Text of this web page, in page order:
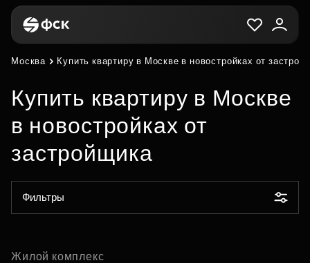
Москва Купить квартиру в Москве в новостройках от
Купить квартиру в Москве
в новостройках от
застройщика
Фильтры
Жилой комплекс